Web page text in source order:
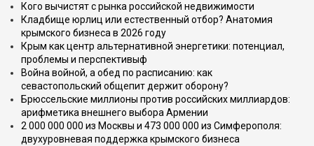
Кого вычистят с рынка российской недвижимости
Кладбище юрлиц или естественный отбор? Анатомия
крымского бизнеса в 2026 году
Крым как центр альтернативной энергетики: потенциал,
проблемы и перспективыф
Война войной, а обед по расписанию: как
севастопольский общепит держит оборону?
Брюссельские миллионы против российских миллиардов:
арифметика внешнего выбора Армении
2 000 000 000 из Москвы и 473 000 000 из Симферополя:
двухуровневая поддержка крымского бизнеса